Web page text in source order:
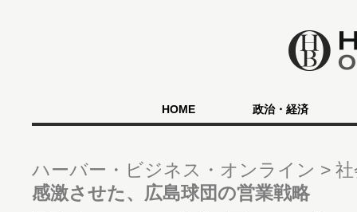
HOME 政治・経済
ハーバー・ビジネス・オンライン
感激させた、広島球団の営業戦略